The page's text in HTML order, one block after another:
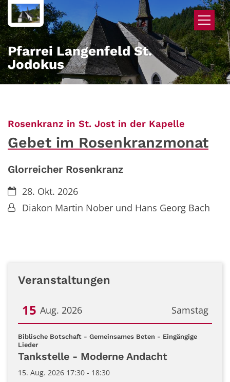
Zum Inhalt springen
Pfarrei Langenfeld St.
Jodokus
Rosenkranz in St. Jost in der Kapelle
Gebet im Rosenkranzmonat
Glorreicher Rosenkranz
Datum:28. Okt. 2026
Von:Diakon Martin Nober und Hans Georg Bach
Veranstaltungen
Samstag
15 Aug. 2026
Datum: 15. August 2026
Biblische Botschaft - Gemeinsames Beten - Eingängige
Lieder:
Tankstelle - Moderne Andacht
15. Aug. 2026 17:30 - 18:30